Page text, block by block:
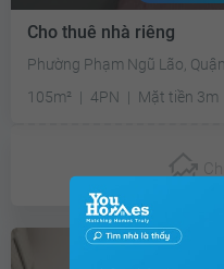
Cho thuê nhà riêng
Phường Phạm Ngũ Lão,
105m²
4PN Mặt tiền 3m